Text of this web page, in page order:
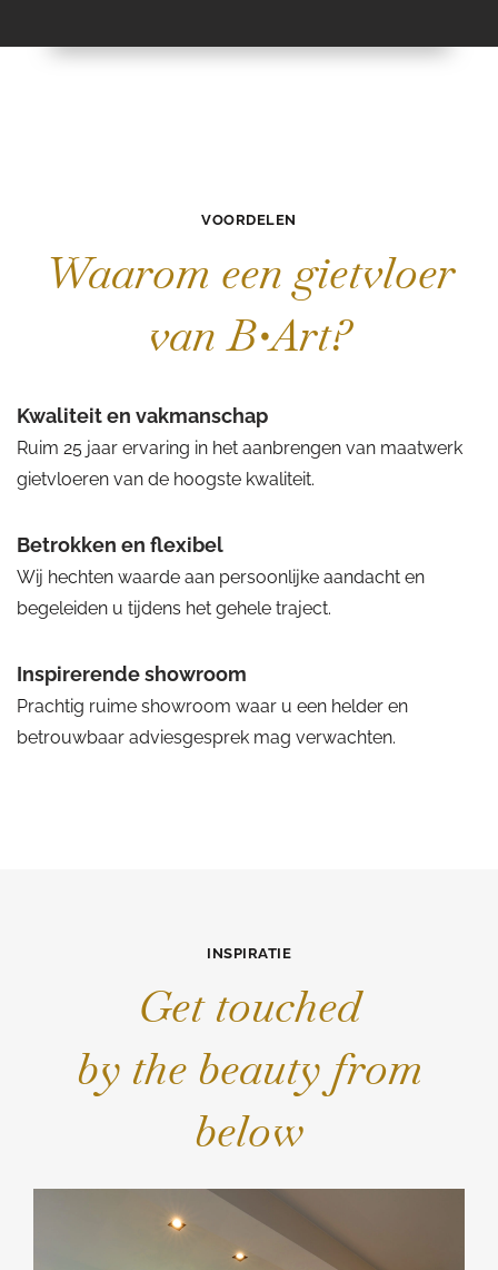
VOORDELEN
Waarom een gietvloer
van B•Art?
Kwaliteit en vakmanschap
Ruim 25 jaar ervaring in het aanbrengen van maatwerk
gietvloeren van de hoogste kwaliteit.
Betrokken en flexibel
Wij hechten waarde aan persoonlijke aandacht en
begeleiden u tijdens het gehele traject.
Inspirerende showroom
Prachtig ruime showroom waar u een helder en
betrouwbaar adviesgesprek mag verwachten.
INSPIRATIE
Get touched
by the beauty from
below